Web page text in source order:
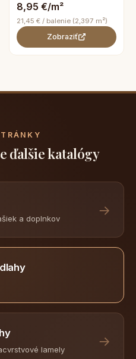
8,95 €/m²
21,45 € / balenie (2,397 m²)
Zobraziť
ďalšie katalógy
a doplnkov
→
lamely
→